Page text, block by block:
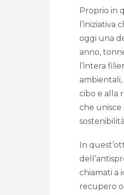
Proprio in
oggi una
anno,
l’intera
ambientali,
cibo e alla
che unisce
In
chiamati a
recupero